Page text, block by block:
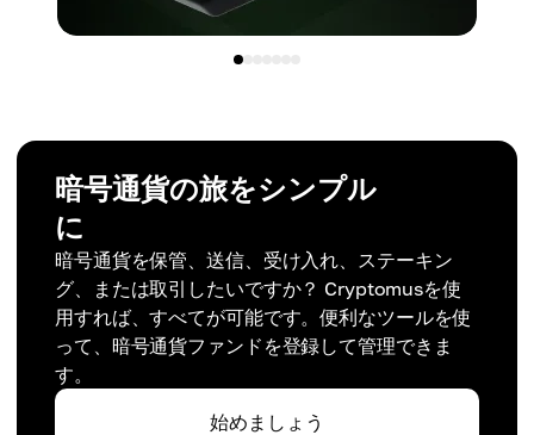
暗号通貨の旅をシンプル
に
暗号通貨を保管、送信、受け入れ、ステーキン
グ、または取引したいですか？ Cryptomusを使
用すれば、すべてが可能です。便利なツールを使
って、暗号通貨ファンドを登録して管理できま
す。
始めましょう